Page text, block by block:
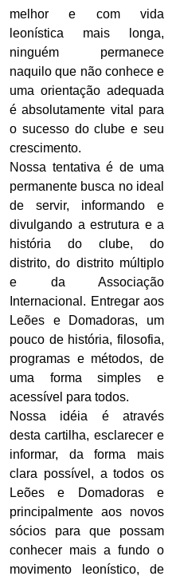
melhor e com vida
leonística mais longa,
ninguém permanece
naquilo que não conhece e
uma orientação adequada
é absolutamente vital para
o sucesso do clube e seu
crescimento.
Nossa tentativa é de uma
permanente busca no ideal
de servir, informando e
divulgando a estrutura e a
história do clube, do
distrito, do distrito múltiplo
e da Associação
Internacional. Entregar aos
Leões e Domadoras, um
pouco de história, filosofia,
programas e métodos, de
uma forma simples e
acessível para todos.
Nossa idéia é através
desta cartilha, esclarecer e
informar, da forma mais
clara possível, a todos os
Leões e Domadoras e
principalmente aos novos
sócios para que possam
conhecer mais a fundo o
movimento leonístico, de